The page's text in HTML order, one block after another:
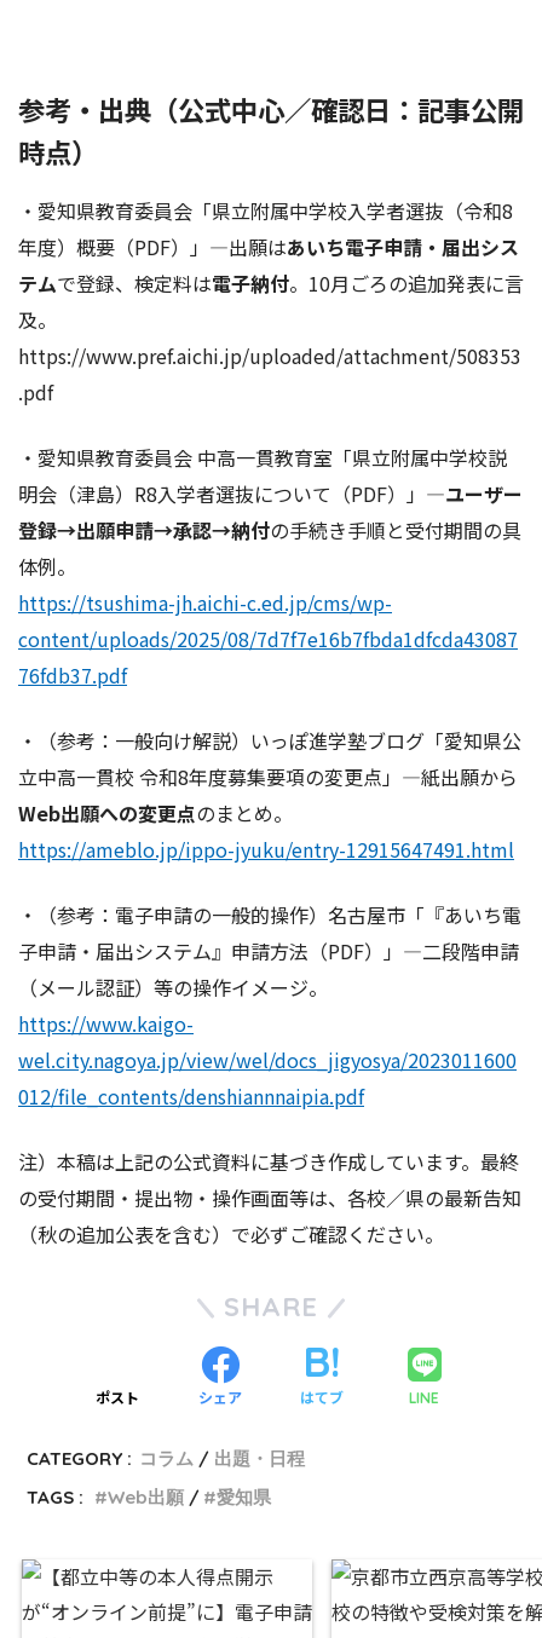
参考・出典（公式中心／確認日：記事公開
時点）
・愛知県教育委員会「県立附属中学校入学者選抜（令和8
年度）概要（PDF）」—出願はあいち電子申請・届出シス
テムで登録、検定料は電子納付。10月ごろの追加発表に言
及。
https://www.pref.aichi.jp/uploaded/attachment/508353
.pdf
・愛知県教育委員会 中高一貫教育室「県立附属中学校説
明会（津島）R8入学者選抜について（PDF）」—ユーザー
登録→出願申請→承認→納付の手続き手順と受付期間の具
体例。
https://tsushima-jh.aichi-c.ed.jp/cms/wp-
content/uploads/2025/08/7d7f7e16b7fbda1dfcda43087
76fdb37.pdf
・（参考：一般向け解説）いっぽ進学塾ブログ「愛知県公
立中高一貫校 令和8年度募集要項の変更点」—紙出願から
Web出願への変更点のまとめ。
https://ameblo.jp/ippo-jyuku/entry-12915647491.html
・（参考：電子申請の一般的操作）名古屋市「『あいち電
子申請・届出システム』申請方法（PDF）」—二段階申請
（メール認証）等の操作イメージ。
https://www.kaigo-
wel.city.nagoya.jp/view/wel/docs_jigyosya/2023011600
012/file_contents/denshiannnaipia.pdf
注）本稿は上記の公式資料に基づき作成しています。最終
の受付期間・提出物・操作画面等は、各校／県の最新告知
（秋の追加公表を含む）で必ずご確認ください。
SHARE
ポスト シェア はてブ LINE
CATEGORY : コラム
出題・日程
TAGS :
Web出願 愛知県